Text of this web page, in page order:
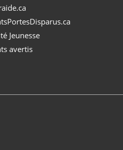
Jeunesse
avertis